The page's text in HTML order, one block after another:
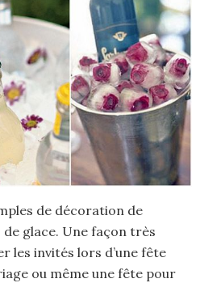
de décoration de
glace. Une façon très
les invités lors d’une fête
ou même une fête pour